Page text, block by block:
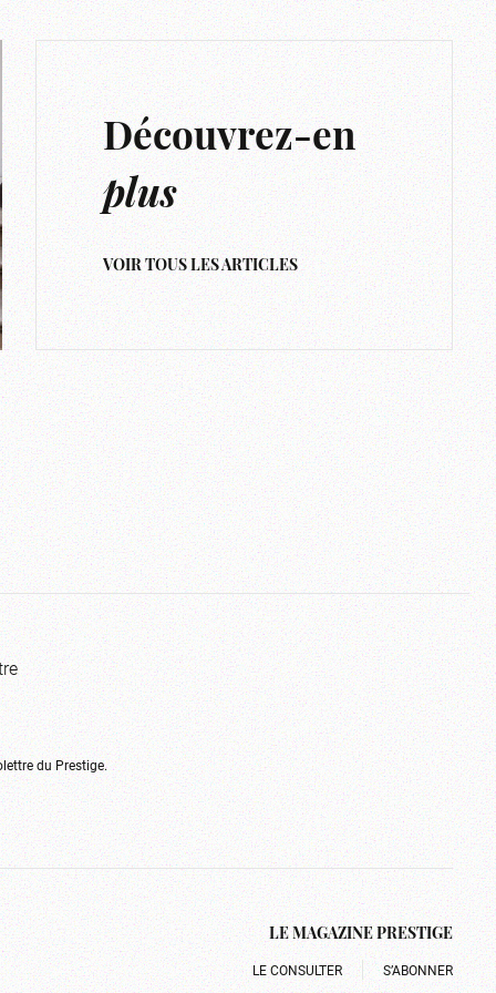
Découvrez-en
plus
VOIR TOUS LES ARTICLES
du Prestige.
LE MAGAZINE PRESTIGE
LE CONSULTER S’ABONNER